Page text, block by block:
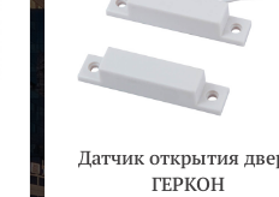
Датчик открытия
ГЕРКОН